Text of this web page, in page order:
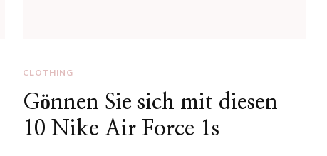
CLOTHING
Gönnen Sie sich mit diesen
10 Nike Air Force 1s